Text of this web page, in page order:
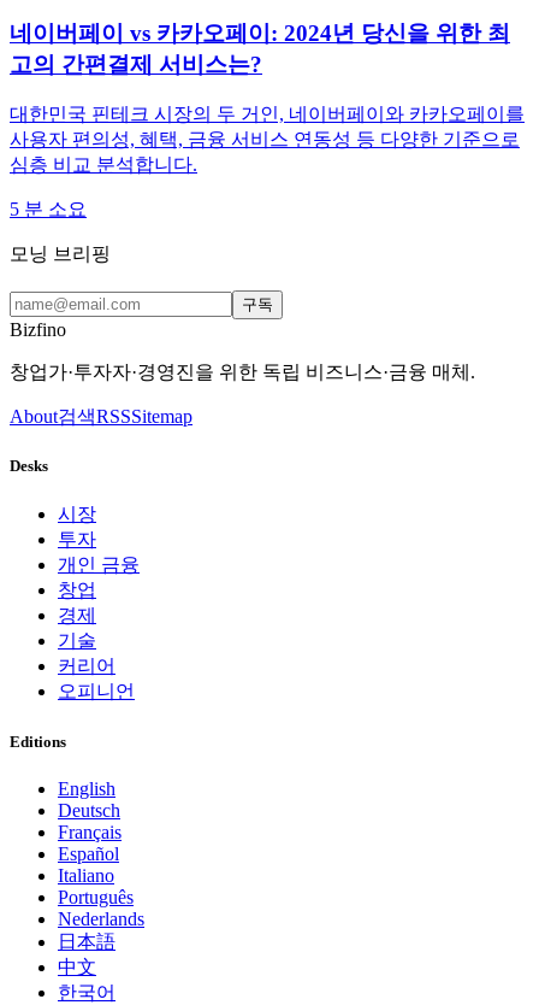
네이버페이 vs 카카오페이: 2024년 당신을 위한 최
고의 간편결제 서비스는?
대한민국 핀테크 시장의 두 거인, 네이버페이와 카카오페이를
사용자 편의성, 혜택, 금융 서비스 연동성 등 다양한 기준으로
심층 비교 분석합니다.
5 분 소요
모닝 브리핑
구독
Bizfino
창업가·투자자·경영진을 위한 독립 비즈니스·금융 매체.
About검색RSSSitemap
Desks
시장
투자
개인 금융
창업
경제
기술
커리어
오피니언
Editions
English
Deutsch
Français
Español
Italiano
Português
Nederlands
日本語
中文
한국어